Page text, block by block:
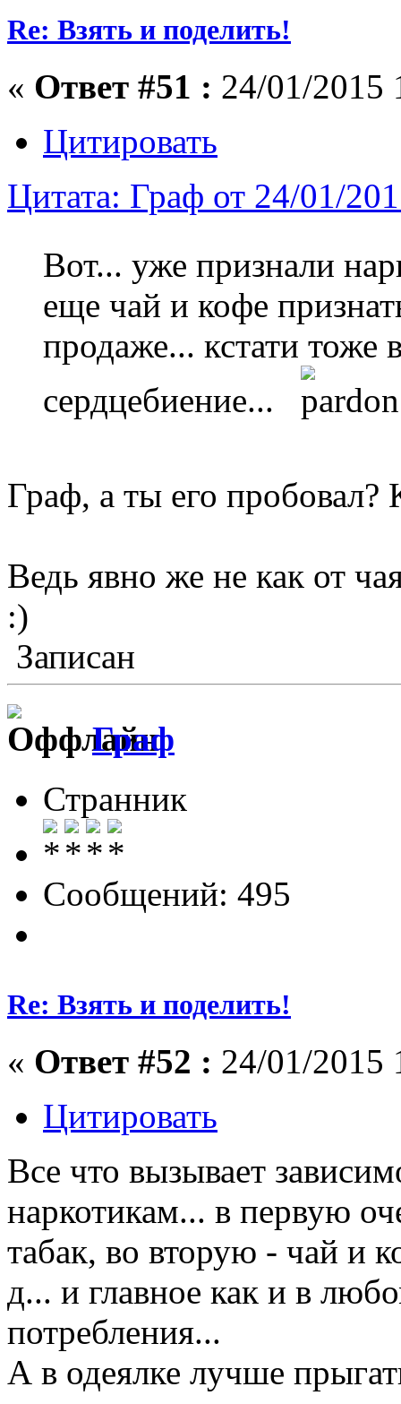
Re: Взять и поделить!
« Ответ #51 : 24/01/2015
Цитировать
Цитата: Граф от 24/01/
Вот... уже признали
еще чай и кофе
продаже... кстати тоже
сердцебиение...
Граф, а ты его
Ведь явно же не как от
:)
Записан
Граф
Странник
Сообщений: 495
Re: Взять и поделить!
« Ответ #52 : 24/01/2015
Цитировать
Все что вызывает
наркотикам... в первую
табак, во вторую - чай и
д... и главное как и в
потребления...
А в одеялке лучше